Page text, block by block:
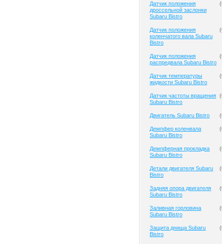
Датчик положения
дроссельной заслонки
Subaru Bistro
(
Датчик положения
коленчатого вала Subaru
Bistro
(
Датчик положения
распредвала Subaru Bistro
(
Датчик температуры
жидкости Subaru Bistro
(
Датчик частоты вращения
Subaru Bistro
(
Двигатель Subaru Bistro (
Демпфер коленвала
Subaru Bistro
(
Демпферная прокладка
Subaru Bistro
(
Детали двигателя Subaru
Bistro
(
Задняя опора двигателя
Subaru Bistro
(
Заливная горловина
Subaru Bistro
(
Защита днища Subaru
Bistro
(